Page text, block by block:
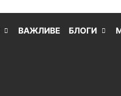
ВАЖЛИВЕ БЛОГИ